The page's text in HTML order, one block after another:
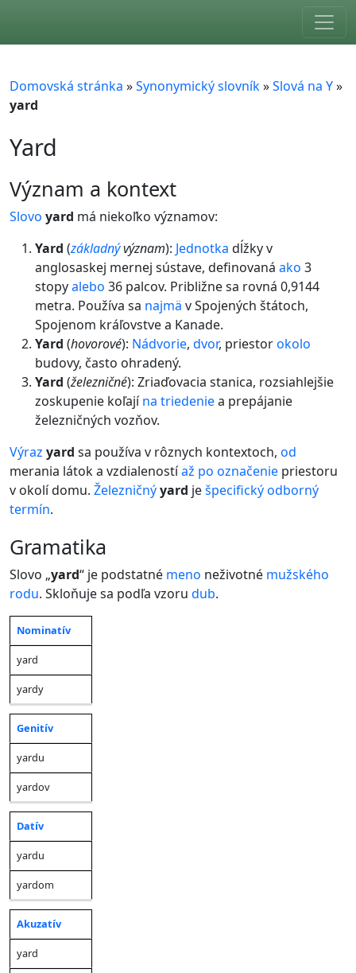
Domovská stránka »Synonymický slovník»Slová na Y»
yard
Yard
význam a kontext
Slovo yard má niekoľko významov:
Yard (základnývýznam): Jednotka dĺžky v
anglosaskej mernej sústave, definovaná ako 3
stopyalebo 36 palcov. Približne sa rovná 0,9144
metra. Používa sa najmä v Spojených štátoch,
Spojenom kráľovstve a Kanade.
Yard (hovorové): Nádvorie, dvor, priestorokolo
budovy, často ohradený.
Yard (železničné): Zriaďovacia stanica, rozsiahlejšie
zoskupenie koľajína triedeniea prepájanie
železničných vozňov.
Výraz yard sa používa v rôznych kontextoch, od
merania látok a vzdialenostíaž po označenie priestoru
v okolí domu. Železničnýyard ješpecifickýodborný
termín.
gramatika
Slovo „yard“ je podstatné meno neživotné mužského
rodu. Skloňuje sa podľa vzoru dub.
Pád
Jednotné
číslo
Nominatív
yard
yardy
Genitív
yardu
yardov
Datív
yardu
yardom
Akuzatív
yard